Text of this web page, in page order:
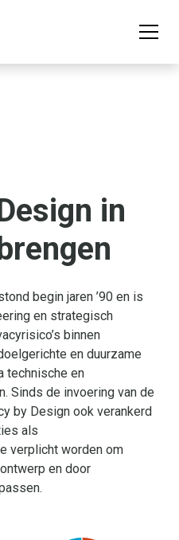
in
begin jaren ’90 en is
en strategisch
binnen
en duurzame
technische en
Sinds de invoering van de
by Design ook verankerd
als
verplicht worden om
en door